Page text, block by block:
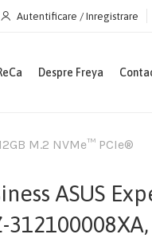
Autentificare / Inregistrare
Despre Freya
M.2 NVMe™ PCIe®
ASUS